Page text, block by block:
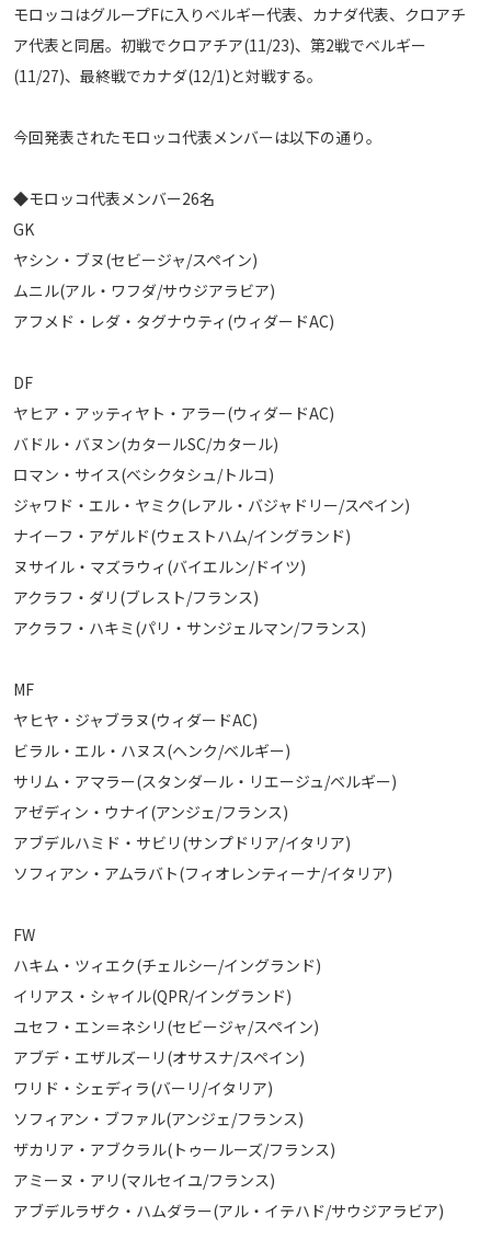
プライバシーポリシー
お問い合わせ
モロッコはグループFに入りベルギー代表、カナダ代表、クロアチ
ア代表と同居。初戦でクロアチア(11/23)、第2戦でベルギー
(11/27)、最終戦でカナダ(12/1)と対戦する。
今回発表されたモロッコ代表メンバーは以下の通り。
◆モロッコ代表メンバー26名
GK
ヤシン・ブヌ(セビージャ/スペイン)
ムニル(アル・ワフダ/サウジアラビア)
アフメド・レダ・タグナウティ(ウィダードAC)
DF
ヤヒア・アッティヤト・アラー(ウィダードAC)
バドル・バヌン(カタールSC/カタール)
ロマン・サイス(ベシクタシュ/トルコ)
ジャワド・エル・ヤミク(レアル・バジャドリー/スペイン)
ナイーフ・アゲルド(ウェストハム/イングランド)
ヌサイル・マズラウィ(バイエルン/ドイツ)
アクラフ・ダリ(ブレスト/フランス)
アクラフ・ハキミ(パリ・サンジェルマン/フランス)
MF
ヤヒヤ・ジャブラヌ(ウィダードAC)
ビラル・エル・ハヌス(ヘンク/ベルギー)
サリム・アマラー(スタンダール・リエージュ/ベルギー)
アゼディン・ウナイ(アンジェ/フランス)
アブデルハミド・サビリ(サンプドリア/イタリア)
ソフィアン・アムラバト(フィオレンティーナ/イタリア)
FW
ハキム・ツィエク(チェルシー/イングランド)
イリアス・シャイル(QPR/イングランド)
ユセフ・エン＝ネシリ(セビージャ/スペイン)
アブデ・エザルズーリ(オサスナ/スペイン)
ワリド・シェディラ(バーリ/イタリア)
ソフィアン・ブファル(アンジェ/フランス)
ザカリア・アブクラル(トゥールーズ/フランス)
アミーヌ・アリ(マルセイユ/フランス)
アブデルラザク・ハムダラー(アル・イテハド/サウジアラビア)